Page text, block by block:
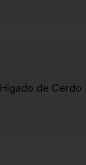
Hígado de Cerdo